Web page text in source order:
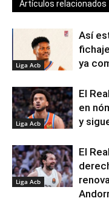
Artículos relacionados
Liga Acb
Así
ya
Liga Acb
El
en
y
Liga Acb
El